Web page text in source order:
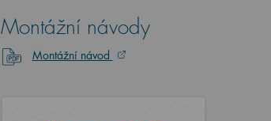
Montážní návody
Montážní návod